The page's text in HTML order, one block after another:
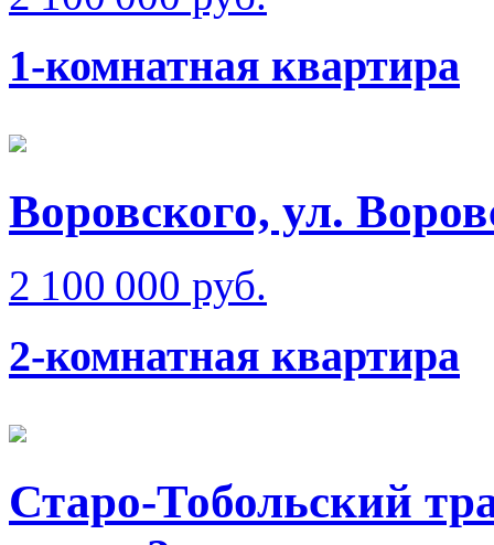
1-комнатная квартира
Воровского, ул.
2 100 000 руб.
2-комнатная квартира
Старо-Тобольский